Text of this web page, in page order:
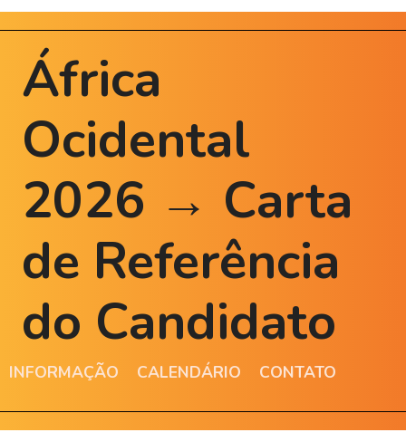
África
Ocidental
2026 → Carta
de Referência
do Candidato
INFORMAÇÃO CALENDÁRIO CONTATO